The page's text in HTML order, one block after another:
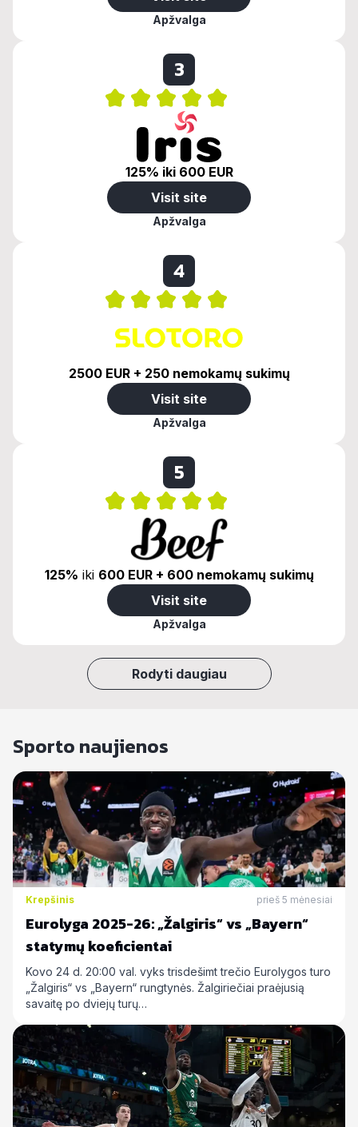
Apžvalga
3
125% iki 600 EUR
Visit site
Apžvalga
4
2500 EUR + 250 nemokamų sukimų
Visit site
Apžvalga
5
125% iki 600 EUR + 600 nemokamų sukimų
Visit site
Apžvalga
Rodyti daugiau
Sporto naujienos
Krepšinis prieš 5 mėnesiai
Eurolyga 2025-26: „Žalgiris“ vs „Bayern“
statymų koeficientai
Kovo 24 d. 20:00 val. vyks trisdešimt trečio Eurolygos turo
„Žalgiris“ vs „Bayern“ rungtynės. Žalgiriečiai praėjusią
savaitę po dviejų turų…